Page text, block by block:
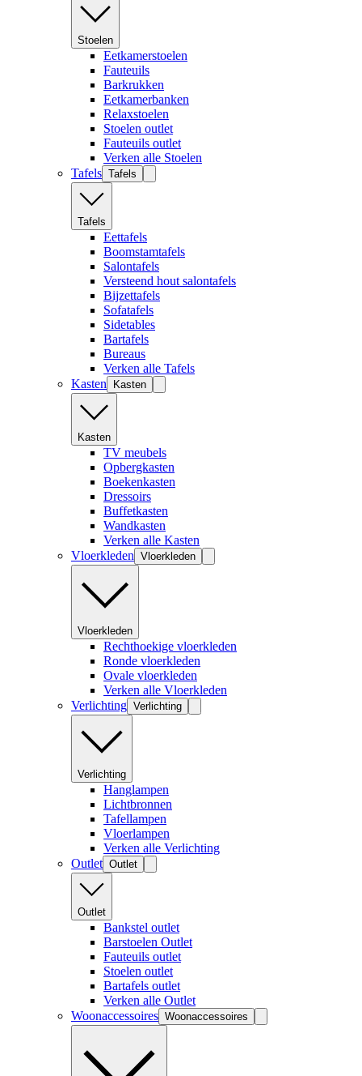
Stoelen
Eetkamerstoelen
Fauteuils
Barkrukken
Eetkamerbanken
Relaxstoelen
Stoelen outlet
Fauteuils outlet
Verken alle Stoelen
Tafels Tafels
Tafels
Eettafels
Boomstamtafels
Salontafels
Versteend hout salontafels
Bijzettafels
Sofatafels
Sidetables
Bartafels
Bureaus
Verken alle Tafels
Kasten
Kasten
Kasten
TV meubels
Opbergkasten
Boekenkasten
Dressoirs
Buffetkasten
Wandkasten
Verken alle Kasten
Vloerkleden Vloerkleden
Vloerkleden
Rechthoekige vloerkleden
Ronde vloerkleden
Ovale vloerkleden
Verken alle Vloerkleden
Verlichting Verlichting
Verlichting
Hanglampen
Lichtbronnen
Tafellampen
Vloerlampen
Verken alle Verlichting
Outlet Outlet
Outlet
Bankstel outlet
Barstoelen Outlet
Fauteuils outlet
Stoelen outlet
Bartafels outlet
Verken alle Outlet
Woonaccessoires Woonaccessoires